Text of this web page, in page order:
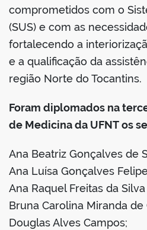
comprometidos com o
(SUS) e com as
fortalecendo a
e a qualificação da
região Norte do Tocantins.
Foram diplomados na
de Medicina da UFNT os
Ana Beatriz Gonçalves de
Ana Luísa Gonçalves
Ana Raquel Freitas da Silva
Bruna Carolina Miranda de
Douglas Alves Campos;